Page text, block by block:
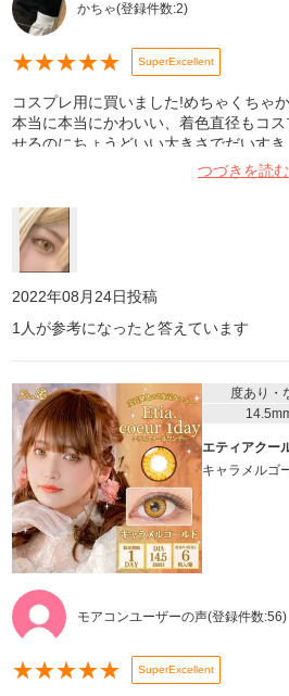
かちゃ(登録件数:2)
★★★★★ SuperExcellent
コスプレ用に買いました!めちゃくちゃ
本当に本当にかわいい、着色直径もコ
せるのにちょうどいい大きさでだいすき
つづきを読む
2022年08月24日投稿
1 人が参考になったと答えています
度あり・
エティアクー
キャラメルゴ
モアコンユーザーの声(登録件数:56)
★★★★★ SuperExcellent